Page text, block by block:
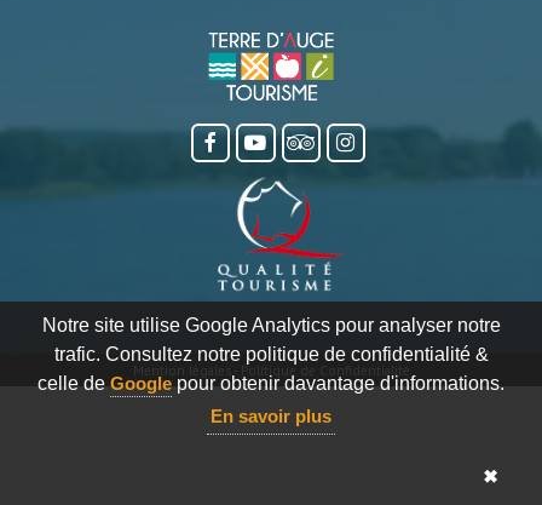
Notre site utilise Google Analytics pour analyser notre
trafic. Consultez notre politique de confidentialité &
celle de Google pour obtenir davantage d'informations.
En savoir plus
✖
Politique de Confidentialité